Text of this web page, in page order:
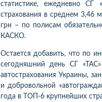
1 02.08.2026
Виплата по страховому
реальних збитків.
вартості запчастин і робіт
відновленню занижують в
При зверненні на
суми збитків затягують
статистике, ежедневно СГ
страхования в среднем 3,46
грн – по полисам
КАСКО.
Остается добавить, что по
сегодняшний день СГ
автострахования Украины,
и добровольной
года в ТОП-6 крупнейших